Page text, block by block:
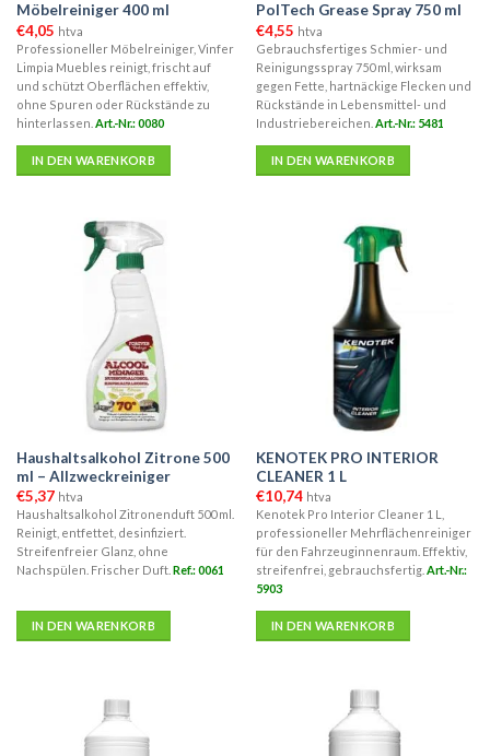
Möbelreiniger 400 ml
€4,05 htva
Professioneller Möbelreiniger, Vinfer
Limpia Muebles reinigt, frischt auf
und schützt Oberflächen effektiv,
ohne Spuren oder Rückstände zu
hinterlassen. Art.-Nr.: 0080
IN DEN WARENKORB
PolTech Grease Spray 750 ml
€4,55 htva
Gebrauchsfertiges Schmier- und
Reinigungsspray 750 ml, wirksam
gegen Fette, hartnäckige Flecken und
Rückstände in Lebensmittel- und
Industriebereichen. Art.-Nr.: 5481
IN DEN WARENKORB
Haushaltsalkohol Zitrone 500
ml – Allzweckreiniger
€5,37 htva
Haushaltsalkohol Zitronenduft 500 ml.
Reinigt, entfettet, desinfiziert.
Streifenfreier Glanz, ohne
Nachspülen. Frischer Duft. Ref.: 0061
IN DEN WARENKORB
KENOTEK PRO INTERIOR
CLEANER 1 L
€10,74 htva
Kenotek Pro Interior Cleaner 1 L,
professioneller Mehrflächenreiniger
für den Fahrzeuginnenraum. Effektiv,
streifenfrei, gebrauchsfertig. Art.-Nr.:
5903
IN DEN WARENKORB